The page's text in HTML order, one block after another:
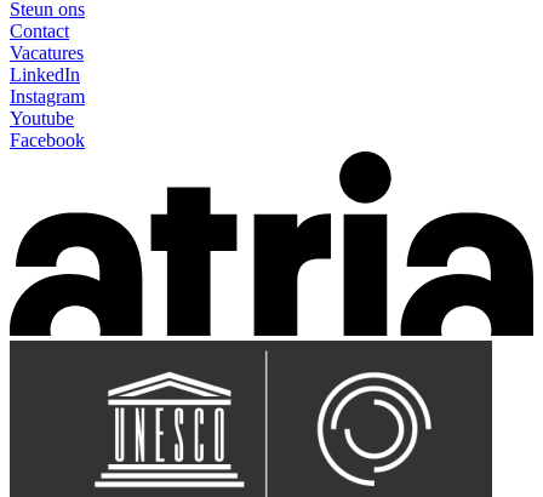
Steun ons
Contact
Vacatures
LinkedIn
Instagram
Youtube
Facebook